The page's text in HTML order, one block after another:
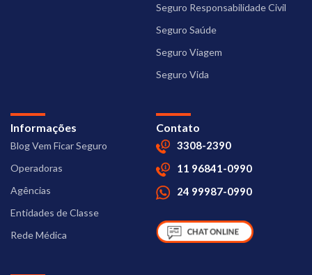
Seguro Responsabilidade Civil
Seguro Saúde
Seguro Viagem
Seguro Vida
Informações
Blog Vem Ficar Seguro
Operadoras
Agências
Entidades de Classe
Rede Médica
Contato
3308-2390
11 96841-0990
24 99987-0990